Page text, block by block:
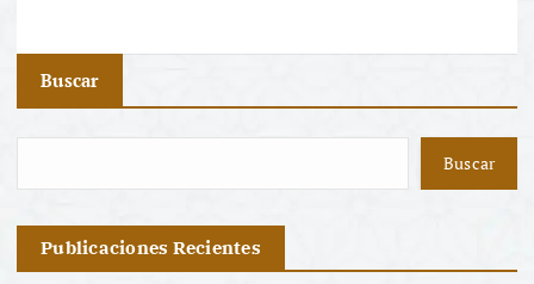
Buscar
Buscar
Publicaciones Recientes